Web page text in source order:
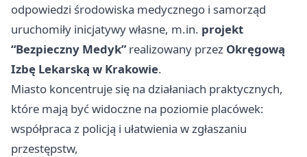
odpowiedzi środowiska medycznego i samorząd
uruchomiły inicjatywy własne, m.in. projekt
“Bezpieczny Medyk”realizowany przez Okręgową
Izbę Lekarską w Krakowie.
Miasto koncentruje się na działaniach praktycznych,
które mają być widoczne na poziomie placówek:
współpraca z policją i ułatwienia w zgłaszaniu
przestępstw,